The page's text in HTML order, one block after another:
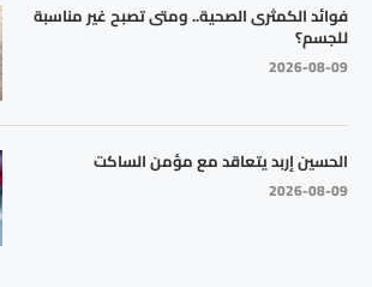
فوائد الكمثرى الصحية.. ومتى تصبح غير مناسبة
للجسم؟
2026-08-09
الحسين إربد يتعاقد مع مؤمن الساكت
2026-08-09